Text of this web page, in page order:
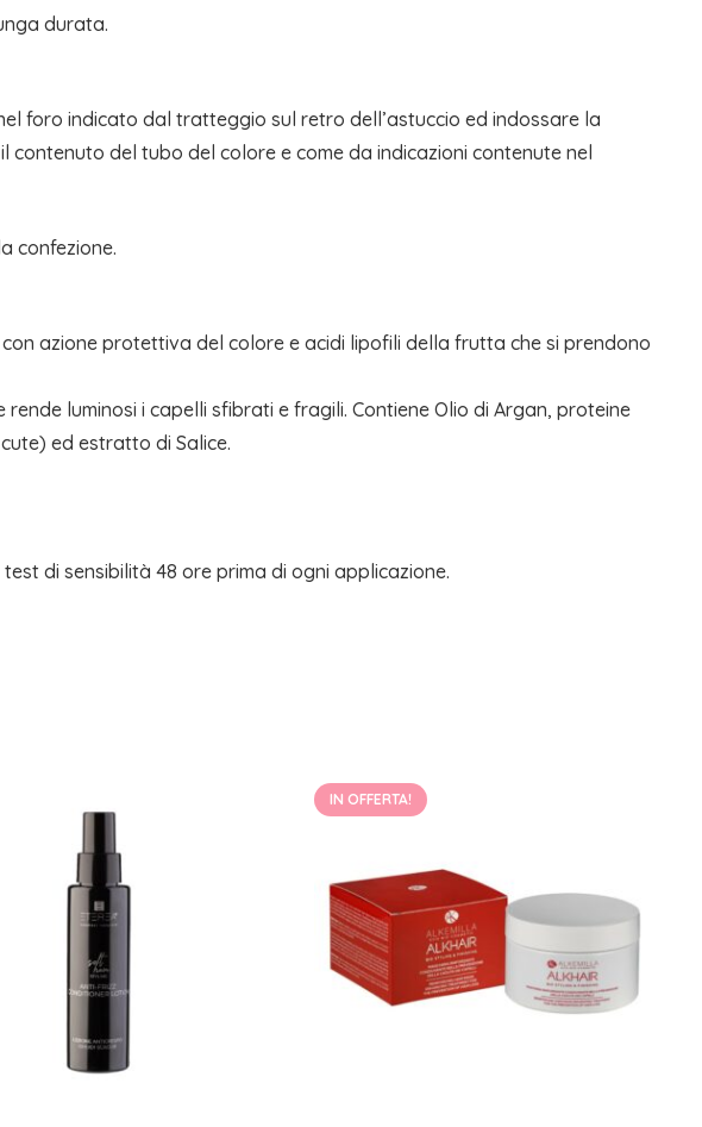
durata.
foro indicato dal tratteggio sul retro dell’astuccio ed indossare la
del tubo del colore e come da indicazioni contenute nel
confezione.
azione protettiva del colore e acidi lipofili della frutta che si prendono
luminosi i capelli sfibrati e fragili. Contiene Olio di Argan, proteine
ed estratto di Salice.
di sensibilità 48 ore prima di ogni applicazione.
IN OFFERTA!